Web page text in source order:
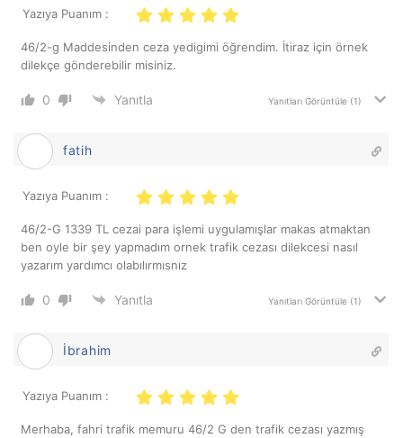
Yazıya Puanım :
46/2-g Maddesinden ceza yedigimi öğrendim. İtiraz için örnek
dilekçe gönderebilir misiniz.
0 Yanıtla Yanıtları Görüntüle (1)
fatih
Yazıya Puanım :
46/2-G 1339 TL cezai para işlemi uygulamışlar makas atmaktan
ben oyle bir şey yapmadım ornek trafik cezası dilekcesi nasıl
yazarım yardımcı olabılırmısnız
0 Yanıtla Yanıtları Görüntüle (1)
İbrahim
Yazıya Puanım :
Merhaba, fahri trafik memuru 46/2 G den trafik cezası yazmış